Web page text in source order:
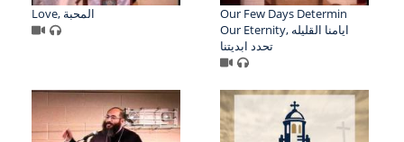
Love, المحبة
Our Few Days Determin
Our Eternity, ايامنا القليله
تحدد ابديتنا